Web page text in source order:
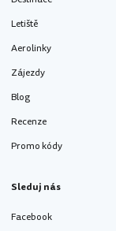
Letiště
Aerolinky
Zájezdy
Blog
Recenze
Promo kódy
Sleduj nás
Facebook